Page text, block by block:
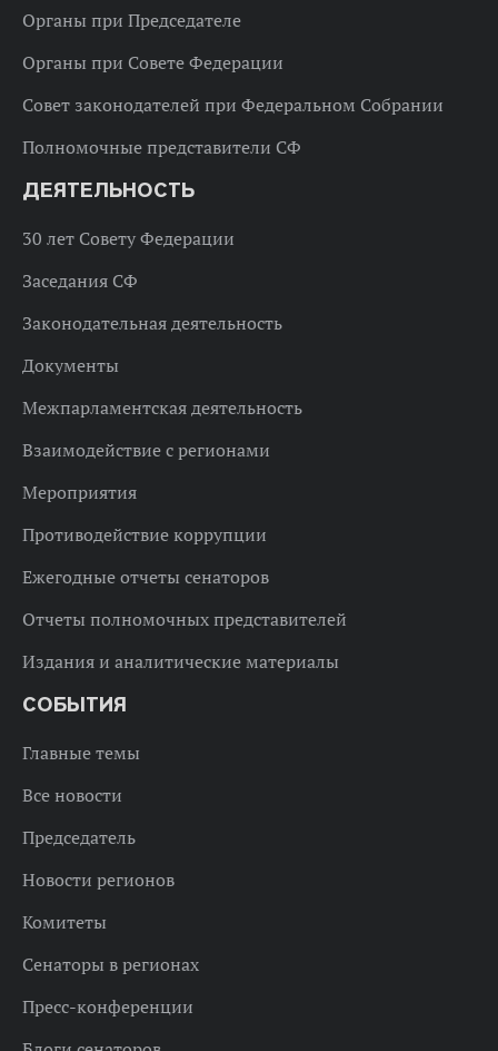
Органы при Председателе
Органы при Совете Федерации
Совет законодателей при Федеральном Собрании
Полномочные представители СФ
ДЕЯТЕЛЬНОСТЬ
30 лет Совету Федерации
Заседания СФ
Законодательная деятельность
Документы
Межпарламентская деятельность
Взаимодействие с регионами
Мероприятия
Противодействие коррупции
Ежегодные отчеты сенаторов
Отчеты полномочных представителей
Издания и аналитические материалы
СОБЫТИЯ
Главные темы
Все новости
Председатель
Новости регионов
Комитеты
Сенаторы в регионах
Пресс-конференции